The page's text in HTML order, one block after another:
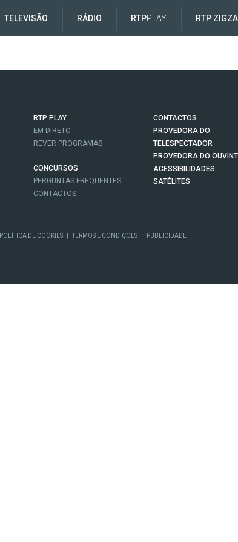
TELEVISÃO RÁDIO RTPPLAY RTP
RTP PLAY
EM DIRETO
REVER PROGRAMAS
CONCURSOS
PERGUNTAS FREQUENTES
CONTACTOS
CONTACTOS
PROVEDORA DO
TELESPECTADOR
PROVEDORA DO
ACESSIBILIDADES
SATÉLITES
POLÍTICA DE COOKIES TERMOS E CONDIÇÕES PUBLICIDADE